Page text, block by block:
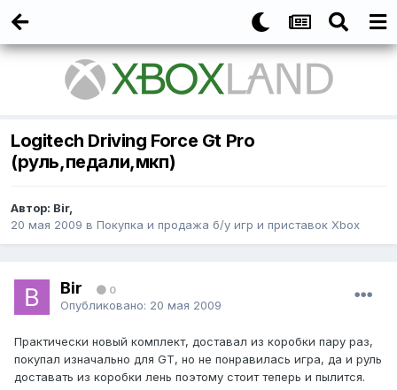
Logitech Driving Force Gt Pro
(руль,педали,мкп)
Автор: Bir,
20 мая 2009 в Покупка и продажа б/у игр и приставок Xbox
Bir 0
Опубликовано: 20 мая 2009
Практически новый комплект, доставал из коробки пару раз,
покупал изначально для GT, но не понравилась игра, да и руль
доставать из коробки лень поэтому стоит теперь и пылится.